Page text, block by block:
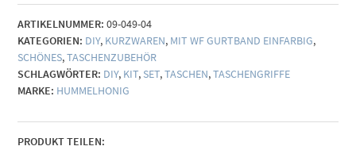
Taschengurt
(mit
Lochung)
Menge
ARTIKELNUMMER: 09-049-04
KATEGORIEN: DIY, KURZWAREN, MIT WF GURTBAND EINFARBIG,
SCHÖNES,TASCHENZUBEHÖR
SCHLAGWÖRTER: DIY, KIT, SET,TASCHEN,TASCHENGRIFFE
MARKE: HUMMELHONIG
PRODUKT TEILEN: